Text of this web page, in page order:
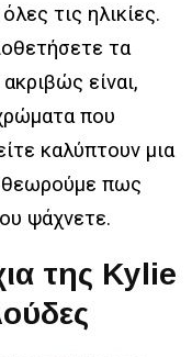
τις ηλικίες.
τα
είναι,
που
καλύπτουν μια
θεωρούμε πως
ψάχνετε.
της Kylie